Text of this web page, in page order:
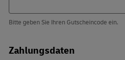
Bitte geben Sie Ihren Gutscheincode ein.
Zahlungsdaten